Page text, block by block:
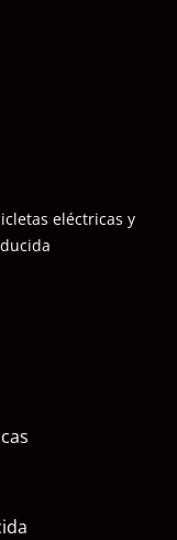
eléctricas y